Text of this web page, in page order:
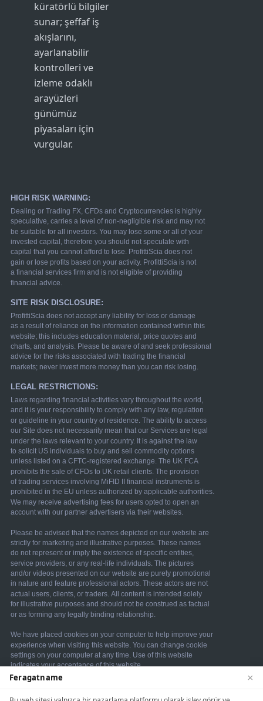
küratörlü bilgiler
sunar; şeffaf iş
akışlarını,
ayarlanabilir
kontrolleri ve
izleme odaklı
arayüzleri
günümüz
piyasaları için
vurgular.
Feragatname ×